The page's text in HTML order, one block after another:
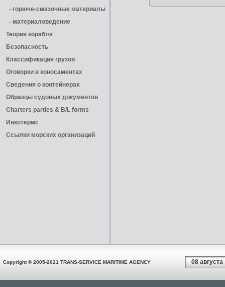
- горюче-смазочные материалы
- материаловедение
Теория корабля
Безопасность
Классификация грузов
Оговорки в коносаментах
Сведения о контейнерах
Образцы судовых документов
Charters parties & B/L forms
Инкотермс
Ссылки морских организаций
Copyright © 2005-2021 TRANS-SERVICE MARITIME AGENCY 08 августа